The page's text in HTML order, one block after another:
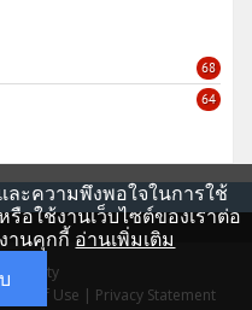
68
64
Of Use | Privacy Statement
ละความพึงพอใจในการใช้
อใช้งานเว็บไซต์ของเราต่อ
านคุกกี้ อ่านเพิ่มเติม